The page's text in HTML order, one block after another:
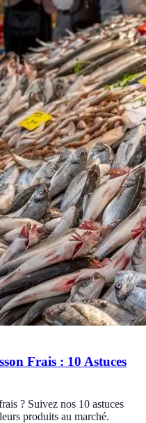
Frais : 10 Astuces
? Suivez nos 10 astuces
produits au marché.